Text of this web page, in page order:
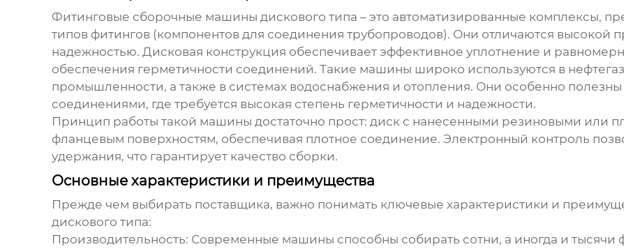
Фитинговые сборочные машины дискового типа – это автоматизированные комплексы,
типов фитингов (компонентов для соединения трубопроводов). Они отличаются высокой
надежностью. Дисковая конструкция обеспечивает эффективное уплотнение и
обеспечения герметичности соединений. Такие машины широко используются в
промышленности, а также в системах водоснабжения и отопления. Они особенно
соединениями, где требуется высокая степень герметичности и надежности.
Принцип работы такой машины достаточно прост: диск с нанесенными резиновыми или
фланцевым поверхностям, обеспечивая плотное соединение. Электронный контроль
удержания, что гарантирует качество сборки.
Основные характеристики и преимущества
Прежде чем выбирать поставщика, важно понимать ключевые характеристики и
дискового типа:
Производительность: Современные машины способны собирать сотни, а иногда и тысячи